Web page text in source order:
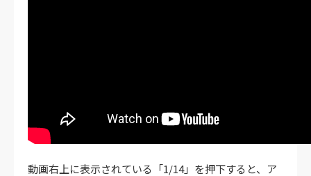
動画右上に表示されている「1/14」を押下すると、ア